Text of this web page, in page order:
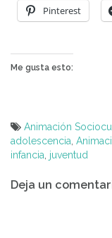
Pinterest
Me gusta esto:
Animación
adolescencia
infancia juventud
de
Deja un